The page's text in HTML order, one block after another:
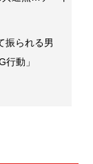
振られる男
動」